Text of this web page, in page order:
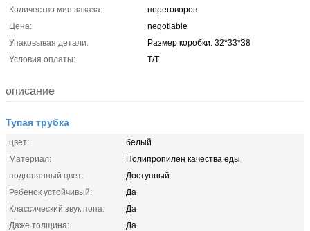
Количество мин заказа:
переговоров
Цена:
negotiable
Упаковывая детали:
Размер коробки: 32*33*38
Условия оплаты:
T/T
описание
Тупая трубка
цвет:
белый
Материал:
Полипропилен качества еды
подгонянный цвет:
Доступный
Ребенок устойчивый:
Да
Классический звук попа:
Да
Даже толщина:
Да